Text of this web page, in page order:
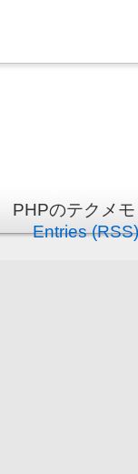
PHPのテクメ
Entries (RSS)